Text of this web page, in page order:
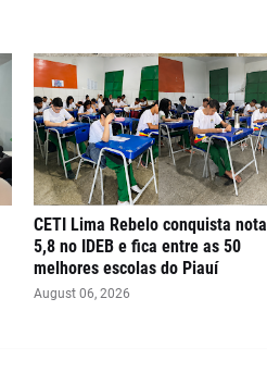
CETI Lima Rebelo conquista nota
5,8 no IDEB e fica entre as 50
melhores escolas do Piauí
August 06, 2026